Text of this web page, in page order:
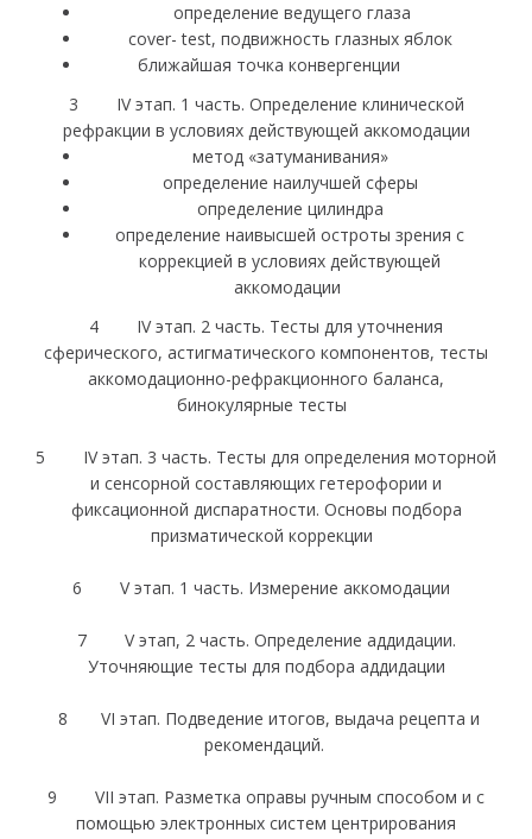
определение ведущего глаза
cover- test, подвижность глазных яблок
ближайшая точка конвергенции
3 IV этап. 1 часть. Определение клинической
рефракции в условиях действующей аккомодации
метод «затуманивания»
определение наилучшей сферы
определение цилиндра
определение наивысшей остроты зрения с
коррекцией в условиях действующей
аккомодации
4 IV этап. 2 часть. Тесты для уточнения
сферического, астигматического компонентов, тесты
аккомодационно-рефракционного баланса,
бинокулярные тесты
5 IV этап. 3 часть. Тесты для определения моторной
и сенсорной составляющих гетерофории и
фиксационной диспаратности. Основы подбора
призматической коррекции
6 V этап. 1 часть. Измерение аккомодации
7 V этап, 2 часть. Определение аддидации.
Уточняющие тесты для подбора аддидации
8 VI этап. Подведение итогов, выдача рецепта и
рекомендаций.
9 VII этап. Разметка оправы ручным способом и с
помощью электронных систем центрирования